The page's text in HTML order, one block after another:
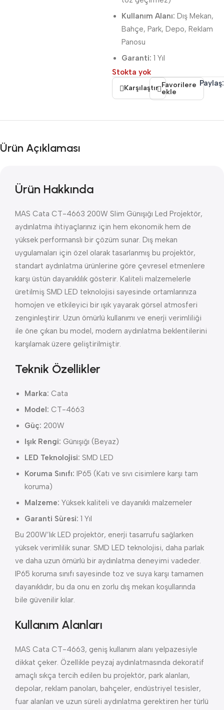
Kullanım Alanı: Dış Mekan,
Bahçe, Park, Depo, Reklam
Panosu
Garanti: 1 Yıl
Stokta yok
Karşılaştır Favorilere
ekle
Paylaş:
Ürün Açıklaması
Ürün Hakkında
MAS Cata CT-4663 200W Slim Günışığı Led Projektör,
aydınlatma ihtiyaçlarınız için hem ekonomik hem de
yüksek performanslı bir çözüm sunar. Dış mekan
uygulamaları için özel olarak tasarlanmış bu projektör,
standart aydınlatma ürünlerine göre çevresel etmenlere
karşı üstün dayanıklılık gösterir. Kaliteli malzemelerle
üretilmiş SMD LED teknolojisi sayesinde ortamlarınıza
homojen ve etkileyici bir ışık yayarak görsel atmosferi
zenginleştirir. Uzun ömürlü kullanımı ve enerji verimliliği
ile öne çıkan bu model, modern aydınlatma beklentilerini
karşılamak üzere geliştirilmiştir.
Teknik Özellikler
Marka: Cata
Model: CT-4663
Güç: 200W
Işık Rengi: Günışığı (Beyaz)
LED Teknolojisi: SMD LED
Koruma Sınıfı: IP65 (Katı ve sıvı cisimlere karşı tam
koruma)
Malzeme: Yüksek kaliteli ve dayanıklı malzemeler
Garanti Süresi: 1 Yıl
Bu 200W’lık LED projektör, enerji tasarrufu sağlarken
yüksek verimlilik sunar. SMD LED teknolojisi, daha parlak
ve daha uzun ömürlü bir aydınlatma deneyimi vadeder.
IP65 koruma sınıfı sayesinde toz ve suya karşı tamamen
dayanıklıdır, bu da onu en zorlu dış mekan koşullarında
bile güvenilir kılar.
Kullanım Alanları
MAS Cata CT-4663, geniş kullanım alanı yelpazesiyle
dikkat çeker. Özellikle peyzaj aydınlatmasında dekoratif
amaçlı sıkça tercih edilen bu projektör, park alanları,
depolar, reklam panoları, bahçeler, endüstriyel tesisler,
fuar alanları ve uzun süreli aydınlatma gerektiren her türlü